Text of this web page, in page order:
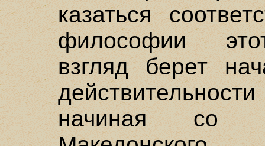
казаться
философии
взгляд берет
начиная со